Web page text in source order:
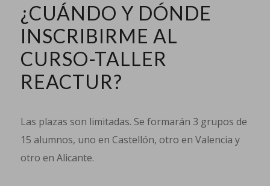
¿CUÁNDO Y DÓNDE
INSCRIBIRME AL
CURSO-TALLER
REACTUR?
Las plazas son limitadas. Se formarán 3 grupos de
15 alumnos, uno en Castellón, otro en Valencia y
otro en Alicante.